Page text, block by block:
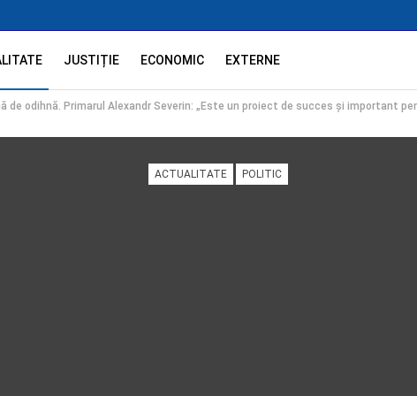
JUSTIȚIE ECONOMIC EXTERNE
de odihnă. Primarul Alexandr Severin: „Este un proiect de succes și important
ACTUALITATE POLITIC